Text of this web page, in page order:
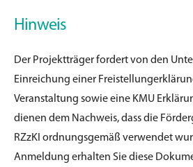
Hinweis
Der Projektträger fordert von den
Einreichung einer
Veranstaltung sowie eine KMU
dienen dem Nachweis, dass die
RZzKI ordnungsgemäß verwendet
Anmeldung erhalten Sie diese